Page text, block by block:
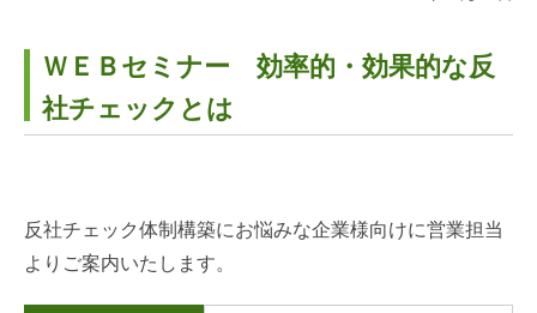
ＷＥＢセミナー 効率的・効果的な反
社チェックとは
反社チェック体制構築にお悩みな企業様向けに営業担当
よりご案内いたします。